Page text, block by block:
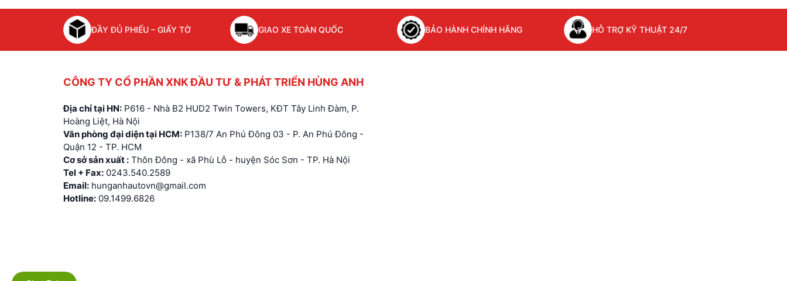
ĐẦY ĐỦ PHIẾU – GIẤY TỜ GIAO XE TOÀN QUỐC BẢO HÀNH CHÍNH HÃNG HỖ TRỢ KỸ THUẬT 24/7
CÔNG TY CỔ PHẦN XNK ĐẦU TƯ & PHÁT TRIỂN HÙNG ANH
Địa chỉ tại HN: P616 - Nhà B2 HUD2 Twin Towers, KĐT Tây Linh Đàm, P.
Hoàng Liệt, Hà Nội
Văn phòng đại diện tại HCM: P138/7 An Phú Đông 03 - P. An Phú Đông -
Quận 12 - TP. HCM
Cơ sở sản xuất : Thôn Đông - xã Phù Lỗ - huyện Sóc Sơn - TP. Hà Nội
Tel + Fax: 0243.540.2589
Email: hunganhautovn@gmail.com
Hotline: 09.1499.6826